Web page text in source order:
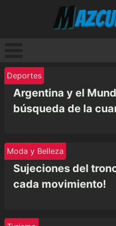
Argentina y el
búsqueda de la
Deportes
Sujeciones del
cada movimiento!
Moda y Belleza